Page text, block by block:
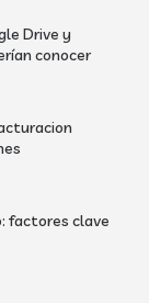
Drive y
conocer
factores clave